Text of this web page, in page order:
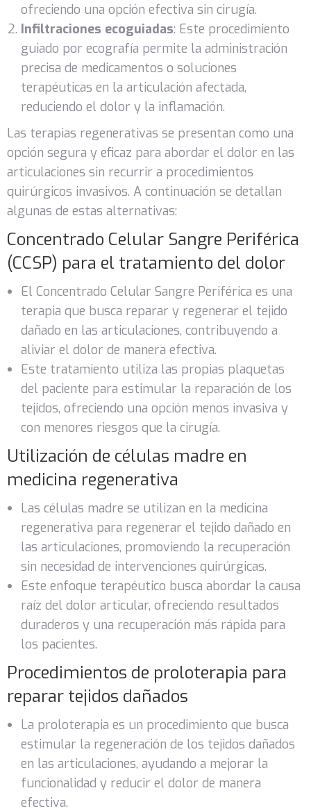
ofreciendo una opción efectiva sin cirugía.
Infiltraciones ecoguiadas: Este procedimiento
guiado por ecografía permite la administración
precisa de medicamentos o soluciones
terapéuticas en la articulación afectada,
reduciendo el dolor y la inflamación.
Las terapias regenerativas se presentan como una
opción segura y eficaz para abordar el dolor en las
articulaciones sin recurrir a procedimientos
quirúrgicos invasivos. A continuación se detallan
algunas de estas alternativas:
Concentrado Celular Sangre Periférica
(CCSP) para el tratamiento del dolor
El Concentrado Celular Sangre Periférica es una
terapia que busca reparar y regenerar el tejido
dañado en las articulaciones, contribuyendo a
aliviar el dolor de manera efectiva.
Este tratamiento utiliza las propias plaquetas
del paciente para estimular la reparación de los
tejidos, ofreciendo una opción menos invasiva y
con menores riesgos que la cirugía.
Utilización de células madre en
medicina regenerativa
Las células madre se utilizan en la medicina
regenerativa para regenerar el tejido dañado en
las articulaciones, promoviendo la recuperación
sin necesidad de intervenciones quirúrgicas.
Este enfoque terapéutico busca abordar la causa
raíz del dolor articular, ofreciendo resultados
duraderos y una recuperación más rápida para
los pacientes.
Procedimientos de proloterapia para
reparar tejidos dañados
La proloterapia es un procedimiento que busca
estimular la regeneración de los tejidos dañados
en las articulaciones, ayudando a mejorar la
funcionalidad y reducir el dolor de manera
efectiva.